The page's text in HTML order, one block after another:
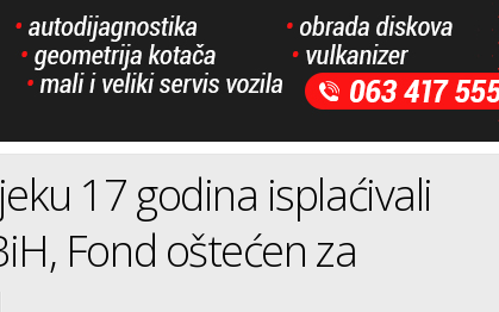
17 godina isplaćivali
Fond oštećen za